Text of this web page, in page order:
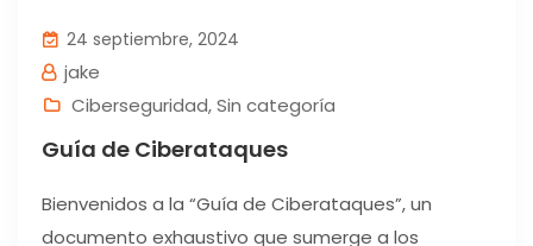
24 septiembre, 2024
jake
Ciberseguridad,Sin categoría
Guía de Ciberataques
Bienvenidos a la “Guía de Ciberataques”, un
documento exhaustivo que sumerge a los